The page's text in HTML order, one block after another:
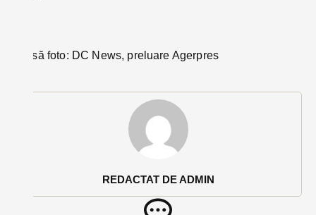
REDACTAT DE ADMIN
Sursă foto: DC News, preluare Agerpres